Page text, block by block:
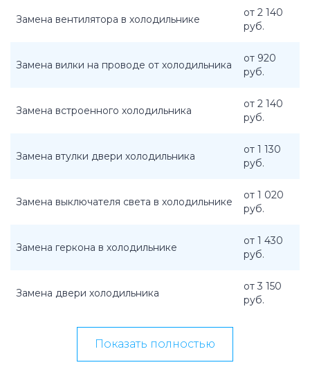
Замена вентилятора в холодильнике
от 2 140
руб.
Замена вилки на проводе от холодильника
от 920
руб.
Замена встроенного холодильника
от 2 140
руб.
Замена втулки двери холодильника
от 1 130
руб.
Замена выключателя света в холодильнике
от 1 020
руб.
Замена геркона в холодильнике
от 1 430
руб.
Замена двери холодильника
от 3 150
руб.
Показать полностью